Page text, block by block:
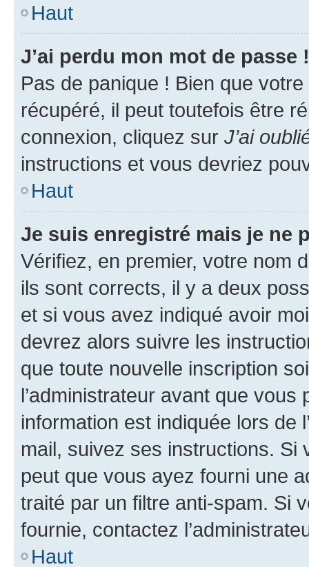
Haut
J’ai perdu mon mot de passe !
Pas de panique ! Bien que
récupéré, il peut toutefois être
connexion, cliquez sur J’ai
instructions et vous devriez
Haut
Je suis enregistré mais je ne
Vérifiez, en premier, votre nom
ils sont corrects, il y a deux
et si vous avez indiqué avoir
devrez alors suivre les
que toute nouvelle inscription
l’administrateur avant que
information est indiquée lors de
mail, suivez ses instructions. Si
peut que vous ayez fourni une
traité par un filtre anti-spam. Si
fournie, contactez
Haut